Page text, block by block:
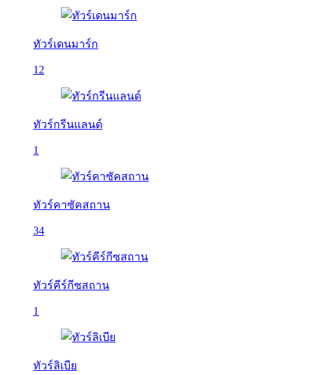
ทัวร์เดนมาร์ก
12
ทัวร์กรีนแลนด์
1
ทัวร์คาซัคสถาน
34
ทัวร์คีร์กีซสถาน
1
ทัวร์ลิเบีย